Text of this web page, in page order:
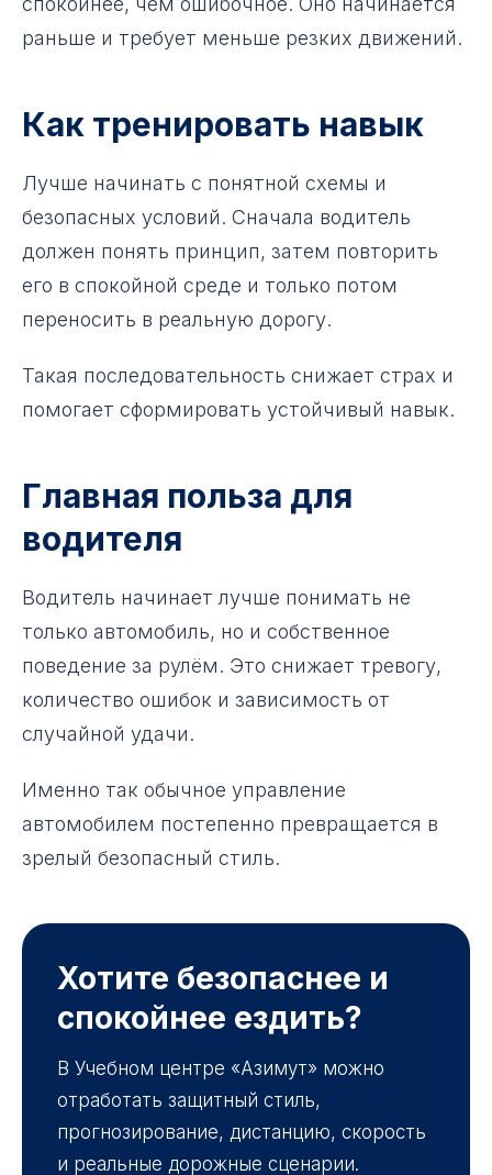
раньше и требует меньше резких движений.
Как тренировать навык
Лучше начинать с понятной схемы и
безопасных условий. Сначала водитель
должен понять принцип, затем повторить
его в спокойной среде и только потом
переносить в реальную дорогу.
Такая последовательность снижает страх и
помогает сформировать устойчивый навык.
Главная польза для
водителя
Водитель начинает лучше понимать не
только автомобиль, но и собственное
поведение за рулём. Это снижает тревогу,
количество ошибок и зависимость от
случайной удачи.
Именно так обычное управление
автомобилем постепенно превращается в
зрелый безопасный стиль.
Хотите безопаснее и
спокойнее ездить?
В Учебном центре «Азимут» можно
отработать защитный стиль,
прогнозирование, дистанцию, скорость
и реальные дорожные сценарии.